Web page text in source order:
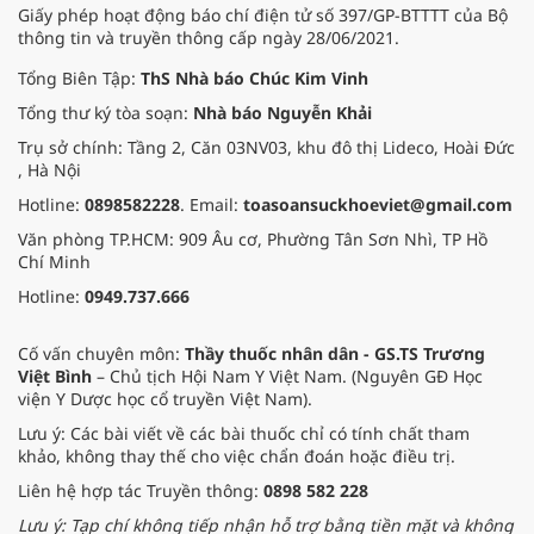
Giấy phép hoạt động báo chí điện tử số 397/GP-BTTTT của Bộ
thông tin và truyền thông cấp ngày 28/06/2021.
Tổng Biên Tập: ThS Nhà báo Chúc Kim Vinh
Tổng thư ký tòa soạn: Nhà báo Nguyễn Khải
Trụ sở chính: Tầng 2, Căn 03NV03, khu đô thị Lideco, Hoài Đức
, Hà Nội
Hotline: 0898582228. Email: toasoansuckhoeviet@gmail.com
Văn phòng TP.HCM: 909 Âu cơ, Phường Tân Sơn Nhì, TP Hồ
Chí Minh
Hotline: 0949.737.666
Cố vấn chuyên môn: Thầy thuốc nhân dân - GS.TS Trương
Việt Bình – Chủ tịch Hội Nam Y Việt Nam. (Nguyên GĐ Học
viện Y Dược học cổ truyền Việt Nam).
Lưu ý: Các bài viết về các bài thuốc chỉ có tính chất tham
khảo, không thay thế cho việc chẩn đoán hoặc điều trị.
Liên hệ hợp tác Truyền thông: 0898 582 228
Lưu ý: Tạp chí không tiếp nhận hỗ trợ bằng tiền mặt và không